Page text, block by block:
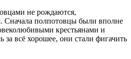
не рождаются,
Сначала полпотовцы были вполне
крестьянами и
за всё хорошее, они стали фигачить